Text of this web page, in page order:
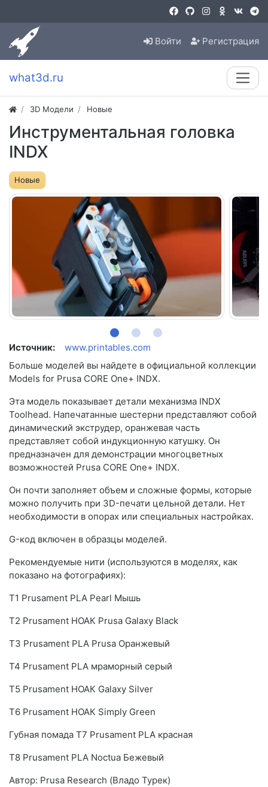
Войти Регистрация
what3d.ru
3D Модели Новые
Инструментальная головка
INDX
Новые
Источник:
www.printables.com
Больше моделей вы найдете в официальной коллекции
Models for Prusa CORE One+ INDX.
Эта модель показывает детали механизма INDX
Toolhead. Напечатанные шестерни представляют собой
динамический экструдер, оранжевая часть
представляет собой индукционную катушку. Он
предназначен для демонстрации многоцветных
возможностей Prusa CORE One+ INDX.
Он почти заполняет объем и сложные формы, которые
можно получить при 3D-печати цельной детали. Нет
необходимости в опорах или специальных настройках.
G-код включен в образцы моделей.
Рекомендуемые нити (используются в моделях, как
показано на фотографиях):
T1 Prusament PLA Pearl Мышь
T2 Prusament НОАК Prusa Galaxy Black
T3 Prusament PLA Prusa Оранжевый
T4 Prusament PLA мраморный серый
T5 Prusament НОАК Galaxy Silver
T6 Prusament НОАК Simply Green
Губная помада T7 Prusament PLA красная
T8 Prusament PLA Noctua Бежевый
Автор: Prusa Research (Владо Турек)